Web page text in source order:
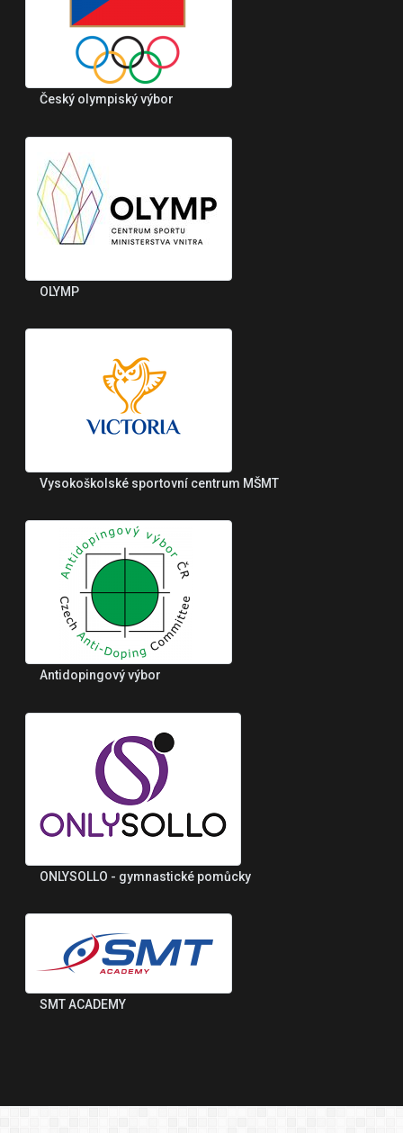
Český olympiský výbor
OLYMP
Vysokoškolské sportovní centrum MŠMT
Antidopingový výbor
ONLYSOLLO - gymnastické pomůcky
SMT ACADEMY